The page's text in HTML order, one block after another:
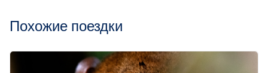
Похожие поездки